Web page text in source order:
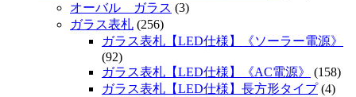
オーバル ガラス (3)
ガラス表札 (256)
ガラス表札【LED仕様】《ソーラー電源》
(92)
ガラス表札【LED仕様】《AC電源》
(158)
ガラス表札【LED仕様】長方形タイプ(4)